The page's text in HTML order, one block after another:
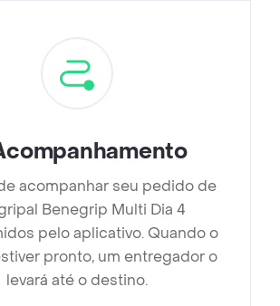
acompanhar seu pedido de
Benegrip Multi Dia 4
pelo aplicativo. Quando o
pronto, um entregador o
levará até o destino.